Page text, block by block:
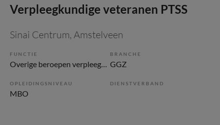
Verpleegkundige veteranen PTSS
Sinai Centrum, Amstelveen
FUNCTIE
Overige beroepen verpleegkunde
BRANCHE
GGZ
OPLEIDINGSNIVEAU
MBO
DIENSTVERBAND